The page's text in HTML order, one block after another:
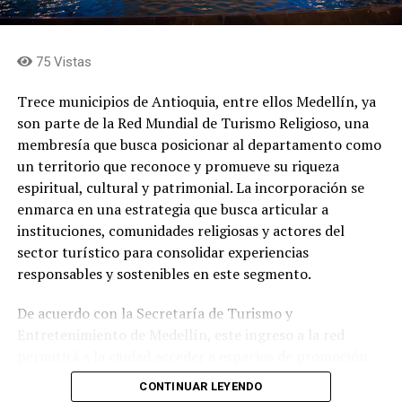
Juan Carlos, es uno de los intérpretes más versátiles que
tiene la música colombiana. Ya son cuatro décadas
bolero, la balada y la música tropical. Ha integrado
Laitn Grammy por su álbumTesorosy además recordado
75 Vistas
Trece municipios de Antioquia, entre ellos Medellín, ya
son parte de la Red Mundial de Turismo Religioso, una
membresía que busca posicionar al departamento como
un territorio que reconoce y promueve su riqueza
espiritual, cultural y patrimonial. La incorporación se
enmarca en una estrategia que busca articular a
instituciones, comunidades religiosas y actores del
sector turístico para consolidar experiencias
responsables y sostenibles en este segmento.
De acuerdo con la Secretaría de Turismo y
internacional, intercambio de buenas prácticas,
CONTINUAR LEYENDO